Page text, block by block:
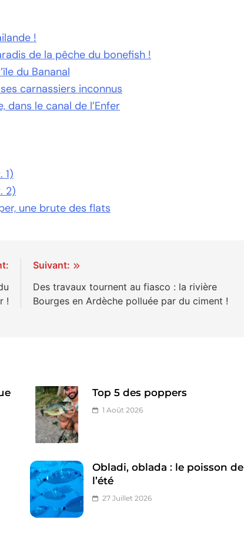
!
de la pêche du bonefish !
du Bananal
carnassiers inconnus
dans le canal de l’Enfer
1)
2)
une brute des flats
!
Suivant:
Des travaux tournent au fiasco : la rivière
Bourges en Ardèche polluée par du ciment !
Top 5 des poppers
1 Août 2026
Obladi, oblada : le poisson de
l’été
27 Juillet 2026